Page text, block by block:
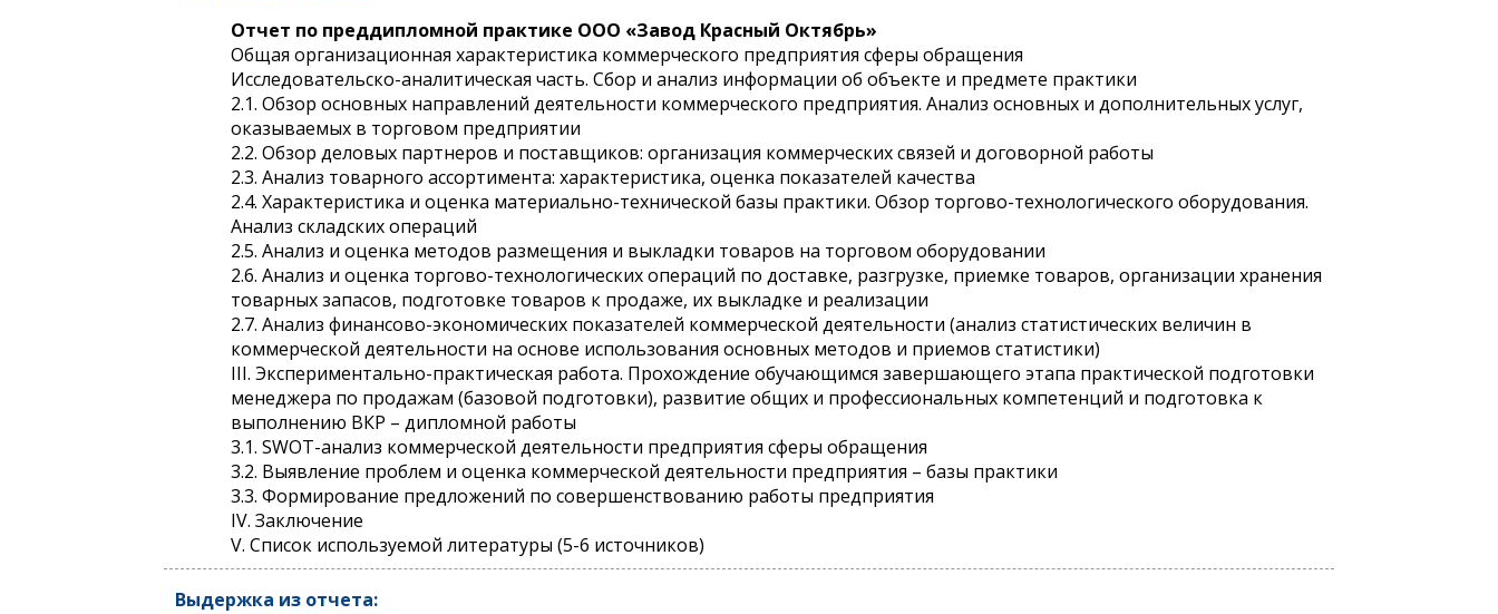
Отчет по преддипломной практике ООО «Завод Красный Октябрь»
Общая организационная характеристика коммерческого предприятия сферы обращения
Исследовательско-аналитическая часть. Сбор и анализ информации об объекте и предмете практики
2.1. Обзор основных направлений деятельности коммерческого предприятия. Анализ основных и дополнительных услуг,
оказываемых в торговом предприятии
2.2. Обзор деловых партнеров и поставщиков: организация коммерческих связей и договорной работы
2.3. Анализ товарного ассортимента: характеристика, оценка показателей качества
2.4. Характеристика и оценка материально-технической базы практики. Обзор торгово-технологического оборудования.
Анализ складских операций
2.5. Анализ и оценка методов размещения и выкладки товаров на торговом оборудовании
2.6. Анализ и оценка торгово-технологических операций по доставке, разгрузке, приемке товаров, организации хранения
товарных запасов, подготовке товаров к продаже, их выкладке и реализации
2.7. Анализ финансово-экономических показателей коммерческой деятельности (анализ статистических величин в
коммерческой деятельности на основе использования основных методов и приемов статистики)
III. Экспериментально-практическая работа. Прохождение обучающимся завершающего этапа практической подготовки
менеджера по продажам (базовой подготовки), развитие общих и профессиональных компетенций и подготовка к
выполнению ВКР – дипломной работы
3.1. SWOT-анализ коммерческой деятельности предприятия сферы обращения
3.2. Выявление проблем и оценка коммерческой деятельности предприятия – базы практики
3.3. Формирование предложений по совершенствованию работы предприятия
IV. Заключение
V. Список используемой литературы (5-6 источников)
Выдержка из отчета: